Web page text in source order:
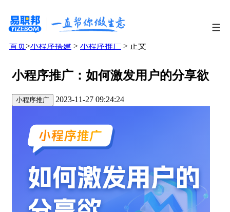
首页>小程序搭建 > 小程序推广 > 正文
小程序推广：如何激发用户的分享欲
小程序推广 2023-11-27 09:24:24